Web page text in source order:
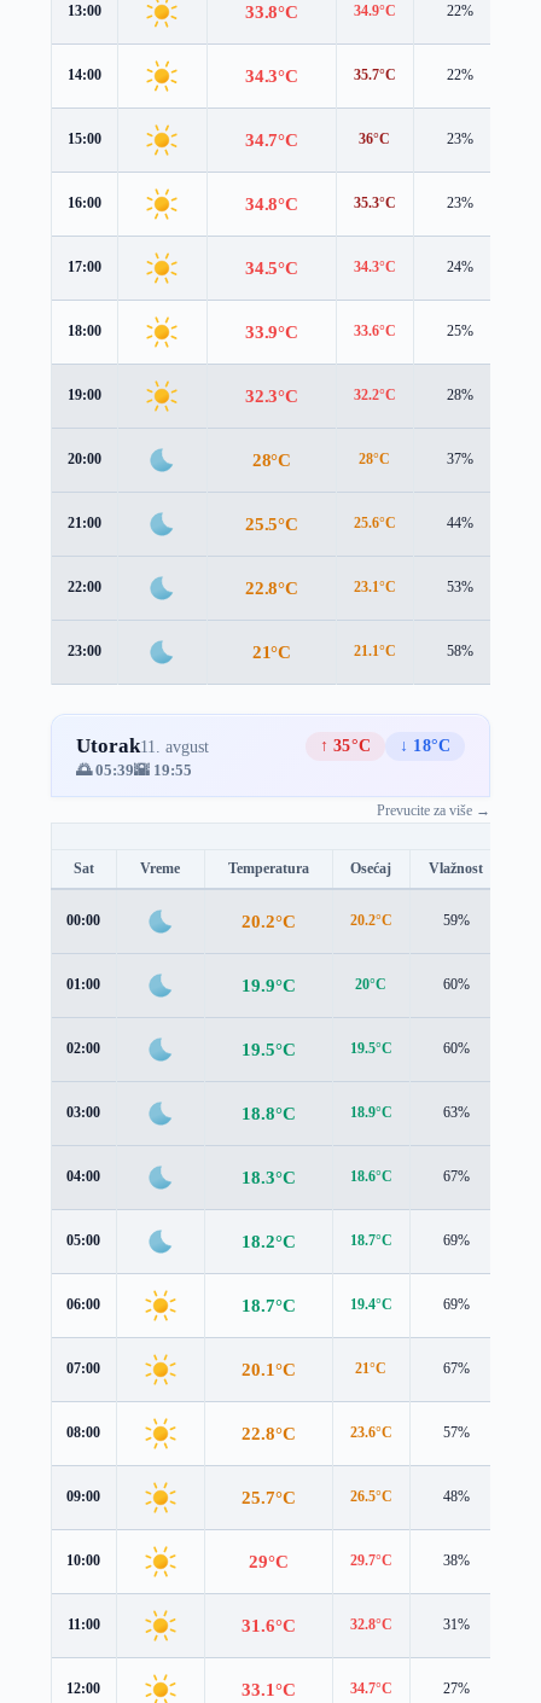
13:00 33.8°C 34.9°C 22%
14:00 34.3°C 35.7°C 22%
15:00 34.7°C 36°C 23%
16:00 34.8°C 35.3°C 23%
17:00 34.5°C 34.3°C 24%
18:00 33.9°C 33.6°C 25%
19:00 32.3°C 32.2°C 28%
20:00 28°C 28°C 37%
21:00 25.5°C 25.6°C 44%
22:00 22.8°C 23.1°C 53%
23:00 21°C 21.1°C 58%
Utorak11. avgust ↑ 35°C
↓ 18°C
🌅 05:39🌇 19:55
Prevucite za više →
Sat Vreme Temperatura Osećaj Vlažnost
00:00 20.2°C 20.2°C 59%
01:00 19.9°C 20°C 60%
02:00 19.5°C 19.5°C 60%
03:00 18.8°C 18.9°C 63%
04:00 18.3°C 18.6°C 67%
05:00 18.2°C 18.7°C 69%
06:00 18.7°C 19.4°C 69%
07:00 20.1°C 21°C 67%
08:00 22.8°C 23.6°C 57%
09:00 25.7°C 26.5°C 48%
10:00 29°C 29.7°C 38%
11:00 31.6°C 32.8°C 31%
12:00 33.1°C 34.7°C 27%